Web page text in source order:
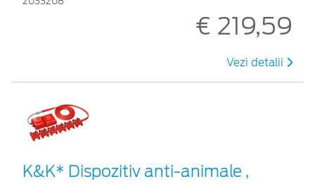
€ 219,59
Vezi detalii
K&K* Dispozitiv anti-animale ,